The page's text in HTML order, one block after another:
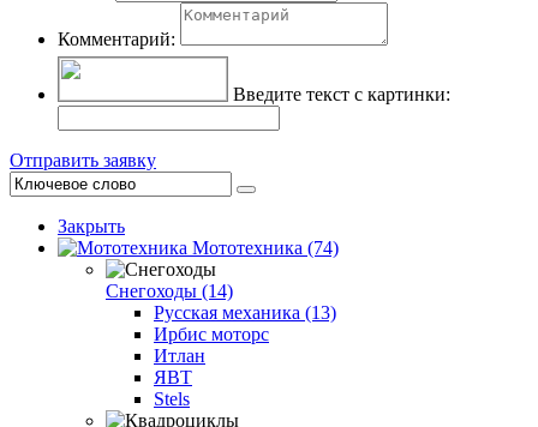
Комментарий:
Введите текст с картинки:
Отправить заявку
Закрыть
Мототехника (74)
Снегоходы (14)
Русская механика (13)
Ирбис моторс
Итлан
ЯВТ
Stels